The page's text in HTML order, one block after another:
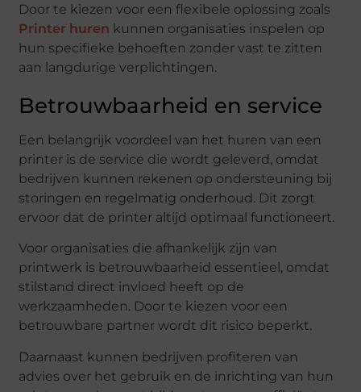
Door te kiezen voor een flexibele oplossing zoals
Printer huren kunnen organisaties inspelen op
hun specifieke behoeften zonder vast te zitten
aan langdurige verplichtingen.
Betrouwbaarheid en service
Een belangrijk voordeel van het huren van een
printer is de service die wordt geleverd, omdat
bedrijven kunnen rekenen op ondersteuning bij
storingen en regelmatig onderhoud. Dit zorgt
ervoor dat de printer altijd optimaal functioneert.
Voor organisaties die afhankelijk zijn van
printwerk is betrouwbaarheid essentieel, omdat
stilstand direct invloed heeft op de
werkzaamheden. Door te kiezen voor een
betrouwbare partner wordt dit risico beperkt.
Daarnaast kunnen bedrijven profiteren van
advies over het gebruik en de inrichting van hun